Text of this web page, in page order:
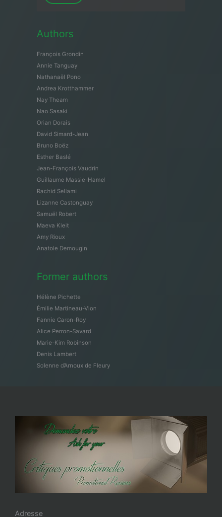
Authors
François Grondin
Annie Tanguay
Nathanaël Pono
Andrea Krotthammer
Nay Theam
Nao Sasaki
Orian Dorais
David Simard-Jean
Bruno Boëz
Esther Baslé
Jean-François Vaudrin
Guillaume Massie-Hamel
Rachid Sellami
Lizanne Castonguay
Samuël Robert
Maeva Kleit
Amy Rioux
Anatole Demougin
Former authors
Hélène Pichette
Émilie Martineau-Vion
Fannie Caron-Roy
Alice Perron-Savard
Marie-Kim Robinson
Denis Lambert
Solenne d’Arnoux de Fleury
Adresse